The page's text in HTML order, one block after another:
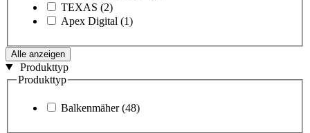
TEXAS (2)
Apex Digital (1)
Alle anzeigen
Produkttyp
Produkttyp
Balkenmäher (48)